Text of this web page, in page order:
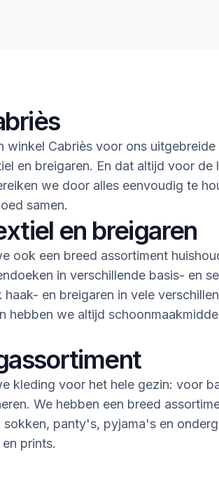
winkel Cabriès voor ons uitgebreide
en breigaren. En dat altijd voor de
we door alles eenvoudig te
samen.
en breigaren
ook een breed assortiment
in verschillende basis- en
en breigaren in vele
hebben we altijd
kleding voor het hele gezin: voor
We hebben een breed
panty's, pyjama's en
prints.